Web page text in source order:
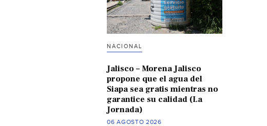
NACIONAL
Jalisco – Morena Jalisco
propone que el agua del
Siapa sea gratis mientras no
garantice su calidad (La
Jornada)
06 AGOSTO 2026